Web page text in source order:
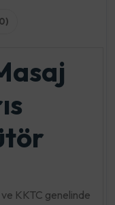
ve KKTC genelinde